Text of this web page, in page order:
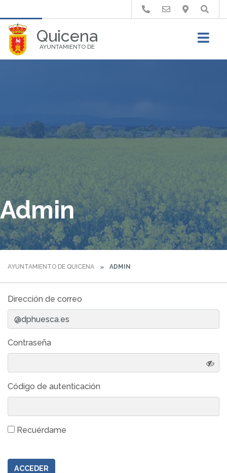
Quicena
AYUNTAMIENTO DE
Buscar
Admin
AYUNTAMIENTO DE QUICENA ADMIN
Dirección de correo
Contraseña
Código de autenticación
Recuérdame
ACCEDER